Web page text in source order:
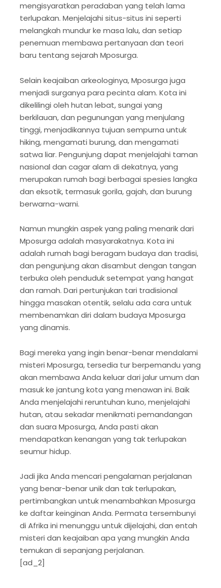
mengisyaratkan peradaban yang telah lama
terlupakan. Menjelajahi situs-situs ini seperti
melangkah mundur ke masa lalu, dan setiap
penemuan membawa pertanyaan dan teori
baru tentang sejarah Mposurga.
Selain keajaiban arkeologinya, Mposurga juga
menjadi surganya para pecinta alam. Kota ini
dikelilingi oleh hutan lebat, sungai yang
berkilauan, dan pegunungan yang menjulang
tinggi, menjadikannya tujuan sempurna untuk
hiking, mengamati burung, dan mengamati
satwa liar. Pengunjung dapat menjelajahi taman
nasional dan cagar alam di dekatnya, yang
merupakan rumah bagi berbagai spesies langka
dan eksotik, termasuk gorila, gajah, dan burung
berwarna-warni.
Namun mungkin aspek yang paling menarik dari
Mposurga adalah masyarakatnya. Kota ini
adalah rumah bagi beragam budaya dan tradisi,
dan pengunjung akan disambut dengan tangan
terbuka oleh penduduk setempat yang hangat
dan ramah. Dari pertunjukan tari tradisional
hingga masakan otentik, selalu ada cara untuk
membenamkan diri dalam budaya Mposurga
yang dinamis.
Bagi mereka yang ingin benar-benar mendalami
misteri Mposurga, tersedia tur berpemandu yang
akan membawa Anda keluar dari jalur umum dan
masuk ke jantung kota yang menawan ini. Baik
Anda menjelajahi reruntuhan kuno, menjelajahi
hutan, atau sekadar menikmati pemandangan
dan suara Mposurga, Anda pasti akan
mendapatkan kenangan yang tak terlupakan
seumur hidup.
Jadi jika Anda mencari pengalaman perjalanan
yang benar-benar unik dan tak terlupakan,
pertimbangkan untuk menambahkan Mposurga
ke daftar keinginan Anda. Permata tersembunyi
di Afrika ini menunggu untuk dijelajahi, dan entah
misteri dan keajaiban apa yang mungkin Anda
temukan di sepanjang perjalanan.
[ad_2]